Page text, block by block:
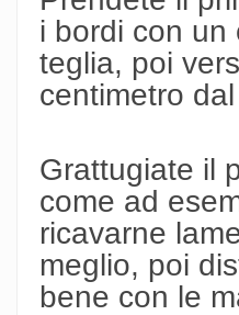
i bordi con un
teglia, poi
centimetro
Grattugiate il
come ad
ricavarne
meglio, poi
bene con le